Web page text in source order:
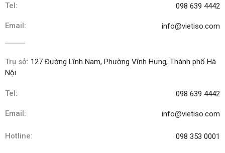
Tel: 098 639 4442
Email: info@vietiso.com
Trụ sở: 127 Đường Lĩnh Nam, Phường Vĩnh Hưng, Thành phố Hà
Nội
Tel: 098 639 4442
Email: info@vietiso.com
Hotline: 098 353 0001